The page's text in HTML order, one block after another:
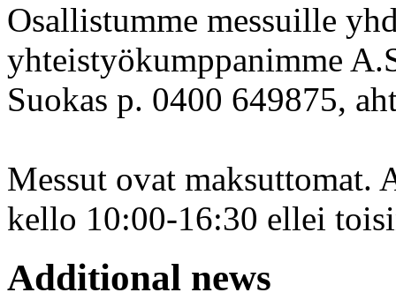
Osallistumme messuille
yhteistyökumppanimme
Suokas p. 0400 649875,
Messut ovat maksuttomat.
kello 10:00-16:30 ellei
Additional news